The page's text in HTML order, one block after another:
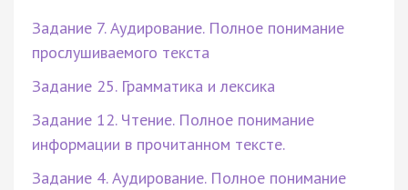
Задание 7. Аудирование. Полное понимание
прослушиваемого текста
Задание 25. Грамматика и лексика
Задание 12. Чтение. Полное понимание
информации в прочитанном тексте.
Задание 4. Аудирование. Полное понимание